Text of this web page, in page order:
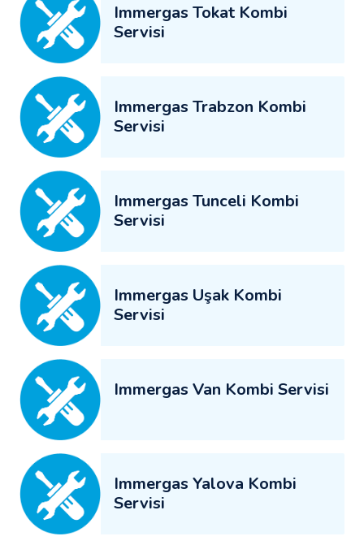
Immergas Tokat Kombi
Servisi
Immergas Trabzon Kombi
Servisi
Immergas Tunceli Kombi
Servisi
Immergas Uşak Kombi
Servisi
Immergas Van Kombi Servisi
Immergas Yalova Kombi
Servisi